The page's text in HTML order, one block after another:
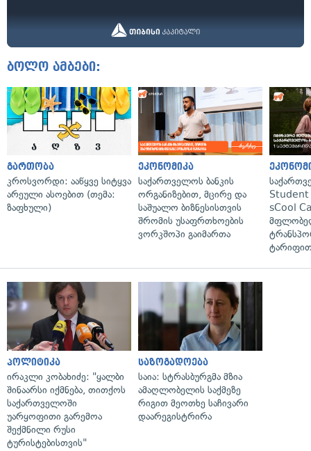
ბოლო ამბები:
გართობა
კროსვორდი: ააწყვე სიტყვა
არეული ასოებით (თემა:
ზაფხული)
ეკონომიკა
საქართველოს ბანკის
ორგანიზებით, მცირე და
საშუალო ბიზნესისთვის
შრომის უსაფრთხოების
ვორკშოპი გაიმართა
Student
sCool
პოლიტიკა
ირაკლი კობახიძე: "ყალბი
შინაარსი იქმნება, თითქოს
საქართველოში
უარყოფითი გარემოა
შექმნილი რუსი
ტურისტებისთვის"
საზოგადოება
საია: სტრასბურგმა მზია
ამაღლობელის საქმეზე
რიგით მეოთხე საჩივარი
დაარეგისტრირა